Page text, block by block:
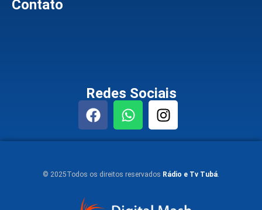
Contato
Redes Sociais
© 2025Todos os direitos reservados Rádio e Tv Tubá.